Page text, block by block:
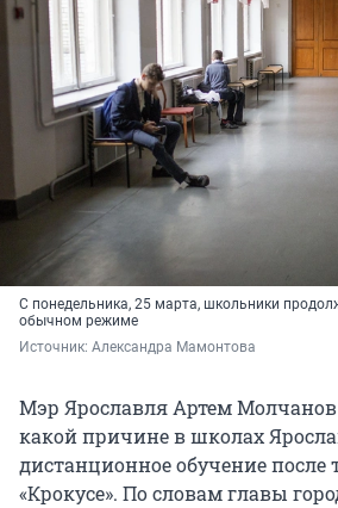
С понедельника, 25 марта, школьники
обычном режиме
Источник: Александра Мамонтова
Мэр Ярославля Артем
какой причине в школах
дистанционное обучение после
«Крокусе». По словам главы